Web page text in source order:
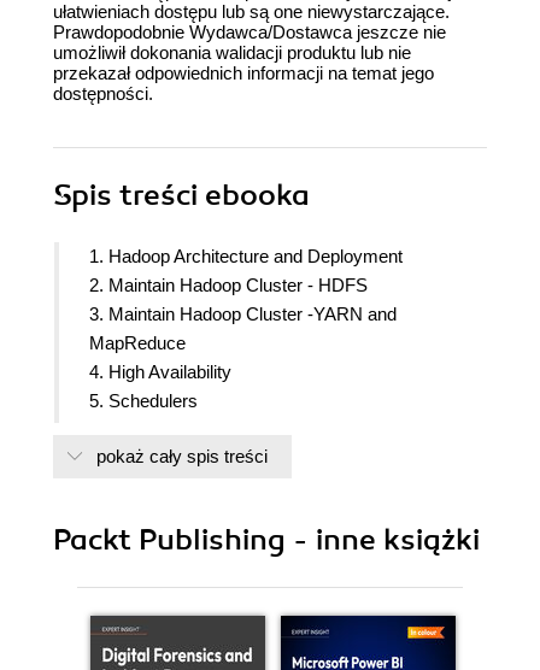
ułatwieniach dostępu lub są one niewystarczające.
Prawdopodobnie Wydawca/Dostawca jeszcze nie
umożliwił dokonania walidacji produktu lub nie
przekazał odpowiednich informacji na temat jego
dostępności.
Spis treści ebooka
1. Hadoop Architecture and Deployment
2. Maintain Hadoop Cluster - HDFS
3. Maintain Hadoop Cluster -YARN and
MapReduce
4. High Availability
5. Schedulers
7. Data Ingestion and Workflow
10. Cluster Planning
12. Security
pokaż cały spis treści
Packt Publishing - inne książki